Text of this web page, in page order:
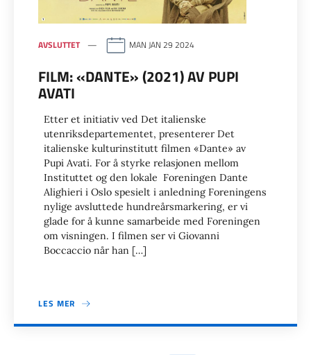
AVSLUTTET MAN JAN 29 2024
FILM: «DANTE» (2021) AV PUPI
AVATI
Etter et initiativ ved Det italienske
utenriksdepartementet, presenterer Det
italienske kulturinstitutt filmen «Dante» av
Pupi Avati. For å styrke relasjonen mellom
Instituttet og den lokale Foreningen Dante
Alighieri i Oslo spesielt i anledning Foreningens
nylige avsluttede hundreårsmarkering, er vi
glade for å kunne samarbeide med Foreningen
om visningen. I filmen ser vi Giovanni
Boccaccio når han […]
LES MER